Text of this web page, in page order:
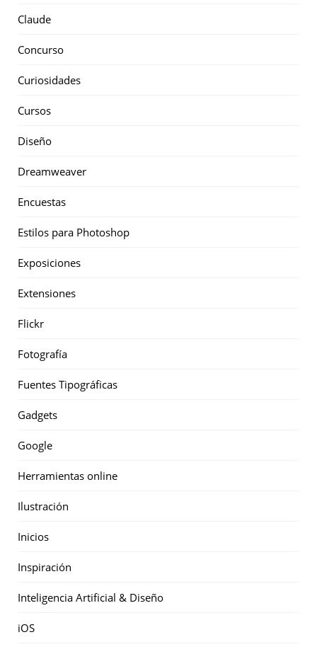
Claude
Concurso
Curiosidades
Cursos
Diseño
Dreamweaver
Encuestas
Estilos para Photoshop
Exposiciones
Extensiones
Flickr
Fotografía
Fuentes Tipográficas
Gadgets
Google
Herramientas online
Ilustración
Inicios
Inspiración
Inteligencia Artificial & Diseño
iOS